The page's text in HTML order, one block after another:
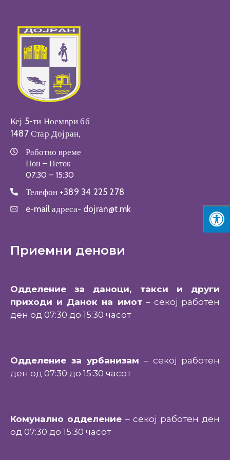
Кеј 5-ти Ноември бб
1487 Стар Дојран,
Работно време
Пон – Петок
07:30 – 15:30
Телефон +389 34 225 278
e-mail адреса- dojran@t.mk
Приемни денови
Одделение за даноци, такси и други
приходи и Данок на имот– секој работен
ден од 07:30 до 15:30 часот
Одделение за урбанизам – секој работен
ден од 07:30 до 15:30 часот
Комунално одделение – секој работен ден
од 07:30 до 15:30 часот